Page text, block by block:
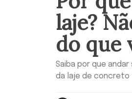
laje?
do que
Saiba por que
da laje de concreto